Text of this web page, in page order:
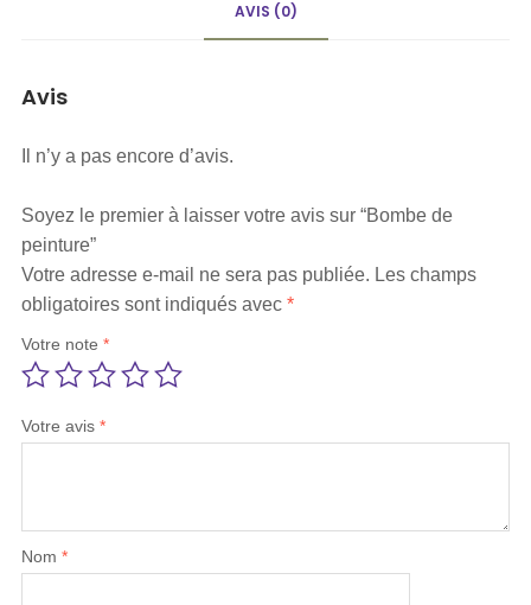
AVIS (0)
Avis
Il n’y a pas encore d’avis.
Soyez le premier à laisser votre avis sur “Bombe de
peinture”
Votre adresse e-mail ne sera pas publiée. Les champs
obligatoires sont indiqués avec *
Votre note *
Votre avis *
Nom *